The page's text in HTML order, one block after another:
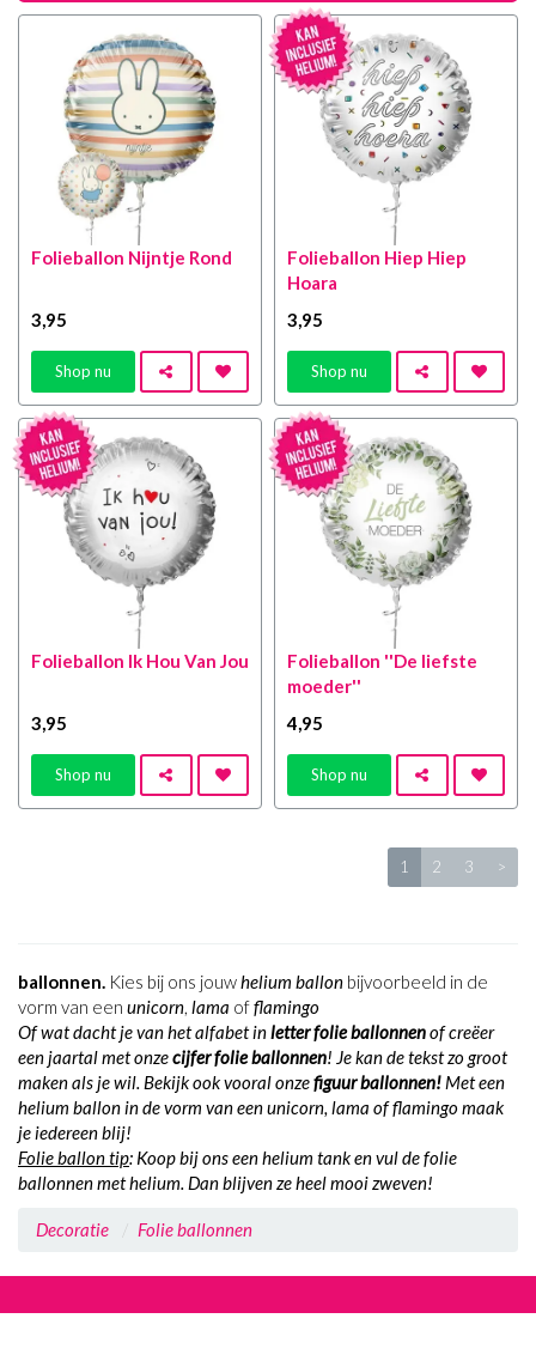
Folieballon Nijntje Rond
3 ,95
Shop nu
Folieballon Hiep Hiep
Hoara
3 ,95
Shop nu
Folieballon Ik Hou Van Jou
3 ,95
Shop nu
Folieballon ''De liefste
moeder''
4 ,95
Shop nu
1 2 3 >
ballonnen. Kies bij ons jouwhelium ballon bijvoorbeeld in de
vorm van een unicorn lama offlamingo
Of wat dacht je van het alfabet in letter folie ballonnenof creëer
een jaartal met onzecijfer folie ballonnen! Je kan de tekst zo groot
maken als je wil. Bekijk ook vooral onzefiguur ballonnen! Met een
helium ballon in de vorm van eenunicorn lama offlamingomaak
je iedereen blij!
Folie ballon tip: Koop bij ons een helium tank en vul de folie
ballonnen met helium. Dan blijven ze heel mooi zweven!
Decoratie Folie ballonnen